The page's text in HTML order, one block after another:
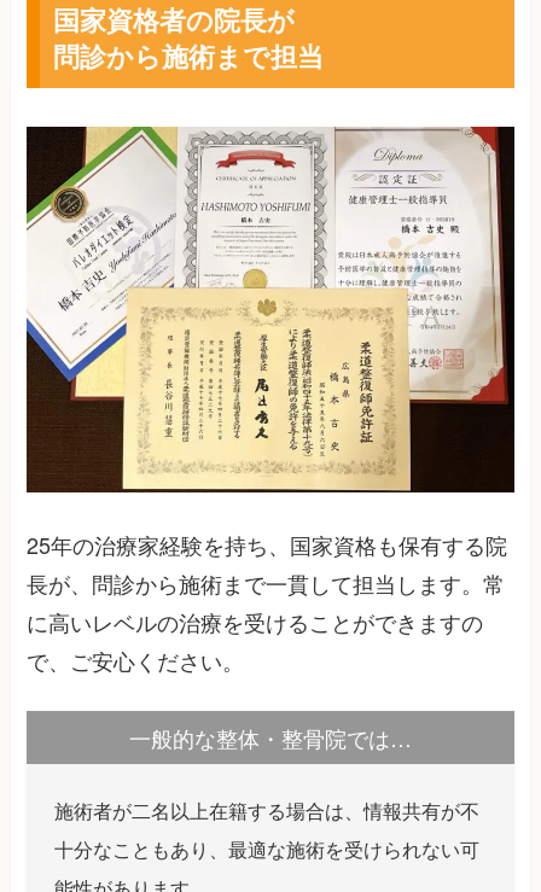
国家資格者の院長が
問診から施術まで担当
25年の治療家経験を持ち、国家資格も保有する院
長が、問診から施術まで一貫して担当します。常
に高いレベルの治療を受けることができますの
で、ご安心ください。
一般的な整体・整骨院では…
施術者が二名以上在籍する場合は、情報共有が不
十分なこともあり、最適な施術を受けられない可